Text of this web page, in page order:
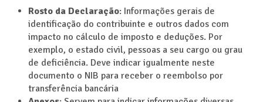
Rosto da Declaração: Informações gerais de
identificação do contribuinte e outros dados com
impacto no cálculo de imposto e deduções. Por
exemplo, o estado civil, pessoas a seu cargo ou grau
de deficiência. Deve indicar igualmente neste
documento o NIB para receber o reembolso por
transferência bancária